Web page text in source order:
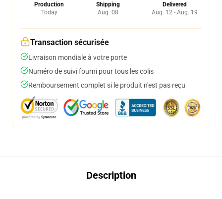
Production
Today
Shipping
Aug. 08
Delivered
Aug. 12 - Aug. 19
Transaction sécurisée
Livraison mondiale à votre porte
Numéro de suivi fourni pour tous les colis
Remboursement complet si le produit n'est pas reçu
Description